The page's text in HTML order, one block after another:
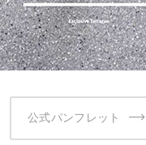
公式パンフレット